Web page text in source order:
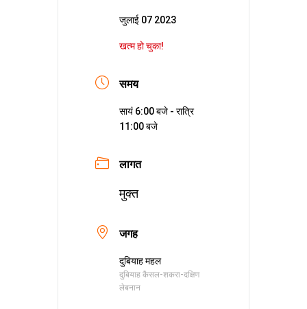
जुलाई 07 2023
खत्म हो चुका!
समय
सायं 6:00 बजे - रात्रि
11:00 बजे
लागत
मुक्त
जगह
दुबियाह महल
दुबियाह कैसल-शकरा-दक्षिण
लेबनान